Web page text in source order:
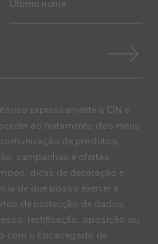
expressamente a CIN e
ao tratamento dos meus
de produtos,
campanhas e ofertas
dicas de decoração e
de que posso exercer a
de protecção de dados,
rectificação, oposição ou
com o Encarregado de